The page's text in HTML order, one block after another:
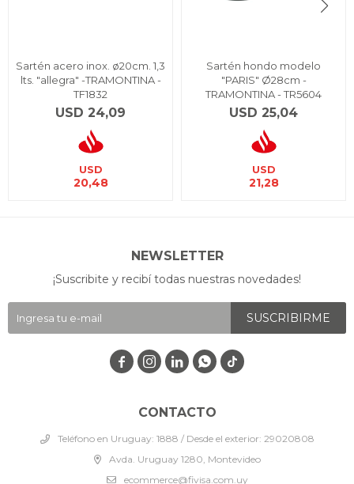
Sartén acero inox. ø20cm. 1,3
lts. "allegra" -TRAMONTINA -
TF1832
USD 24,09
USD
20,48
Sartén hondo modelo
"PARIS" Ø28cm -
TRAMONTINA - TR5604
USD 25,04
USD
21,28
CONTACTO
Teléfono en Uruguay: 1888 / Desde el exterior: 29020808
Avda. Uruguay 1280, Montevideo
ecommerce@fivisa.com.uy
NEWSLETTER
¡Suscribite y recibí todas nuestras novedades!
SUSCRIBIRME
   